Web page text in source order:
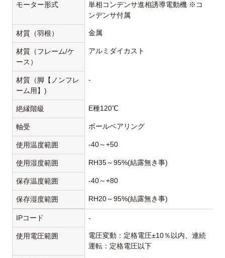
モーター形式
単相コンデンサ進相誘導電動機 ※コ
ンデンサ付属
材質（羽根） 金属
材質（フレーム/ケ
ース）
アルミダイカスト
材質（脚【ノンフレ
ーム用】)
-
絶縁階級 E種120℃
軸受 ボールベアリング
使用温度範囲 -40～+50
使用湿度範囲 RH35～95%(結露無き事)
保存温度範囲 -40～+80
保存湿度範囲 RH20～95%(結露無き事)
IPコード -
使用電圧範囲
電圧変動：定格電圧±10％以内、連続
運転：定格電圧以下